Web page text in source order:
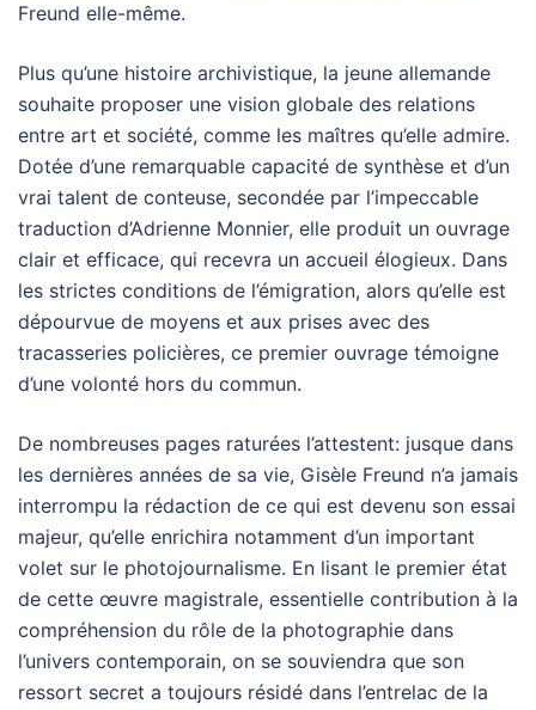
Freund elle-même.
Plus qu’une histoire archivistique, la jeune allemande
souhaite proposer une vision globale des relations
entre art et société, comme les maîtres qu’elle admire.
Dotée d’une remarquable capacité de synthèse et d’un
vrai talent de conteuse, secondée par l’impeccable
traduction d’Adrienne Monnier, elle produit un ouvrage
clair et efficace, qui recevra un accueil élogieux. Dans
les strictes conditions de l’émigration, alors qu’elle est
dépourvue de moyens et aux prises avec des
tracasseries policières, ce premier ouvrage témoigne
d’une volonté hors du commun.
De nombreuses pages raturées l’attestent: jusque dans
les dernières années de sa vie, Gisèle Freund n’a jamais
interrompu la rédaction de ce qui est devenu son essai
majeur, qu’elle enrichira notamment d’un important
volet sur le photojournalisme. En lisant le premier état
de cette œuvre magistrale, essentielle contribution à la
compréhension du rôle de la photographie dans
l’univers contemporain, on se souviendra que son
ressort secret a toujours résidé dans l’entrelac de la